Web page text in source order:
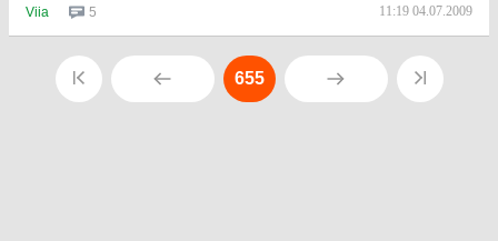
Viia 5 11:19 04.07.2009
655